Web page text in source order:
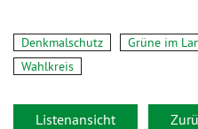
Denkmalschutz Grüne im
Wahlkreis
Listenansicht